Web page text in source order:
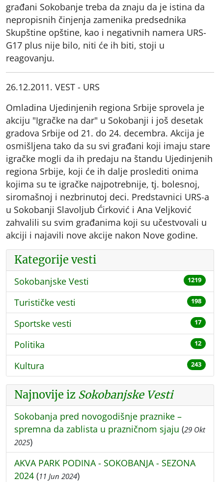
građani Sokobanje treba da znaju da je istina da
nepropisnih činjenja zamenika predsednika
Skupštine opštine, kao i negativnih namera URS-
G17 plus nije bilo, niti će ih biti, stoji u
reagovanju.
26.12.2011. VEST - URS
Omladina Ujedinjenih regiona Srbije sprovela je
akciju "Igračke na dar" u Sokobanji i još desetak
gradova Srbije od 21. do 24. decembra. Akcija je
osmišljena tako da su svi građani koji imaju stare
igračke mogli da ih predaju na štandu Ujedinjenih
regiona Srbije, koji će ih dalje proslediti onima
kojima su te igračke najpotrebnije, tj. bolesnoj,
siromašnoj i nezbrinutoj deci. Predstavnici URS-a
u Sokobanji Slavoljub Ćirković i Ana Veljković
zahvalili su svim građanima koji su učestvovali u
akciji i najavili nove akcije nakon Nove godine.
Kategorije vesti
Sokobanjske Vesti 1219
Turističke vesti 198
Sportske vesti 17
Politika 12
Kultura 243
Najnovije iz Sokobanjske Vesti
Sokobanja pred novogodišnje praznike –
spremna da zablista u prazničnom sjaju (29 Okt
2025)
AKVA PARK PODINA - SOKOBANJA - SEZONA
2024 (11 Jun 2024)